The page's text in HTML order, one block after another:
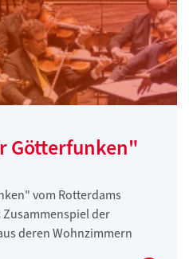
Götterfunken"
vom Rotterdams
der
deren Wohnzimmern